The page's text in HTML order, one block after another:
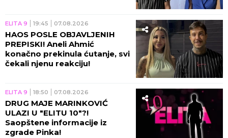
ELITA 9 19:45 07.08.2026
HAOS POSLE OBJAVLJENIH
PREPISKI! Aneli Ahmić
konačno prekinula ćutanje, svi
čekali njenu reakciju!
ELITA 9 18:50 07.08.2026
DRUG MAJE MARINKOVIĆ
ULAZI U "ELITU 10"?!
Saopštene informacije iz
zgrade Pinka!